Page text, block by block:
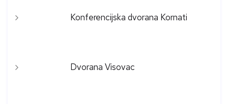
Konferencijska dvorana Kornati
Dvorana Visovac